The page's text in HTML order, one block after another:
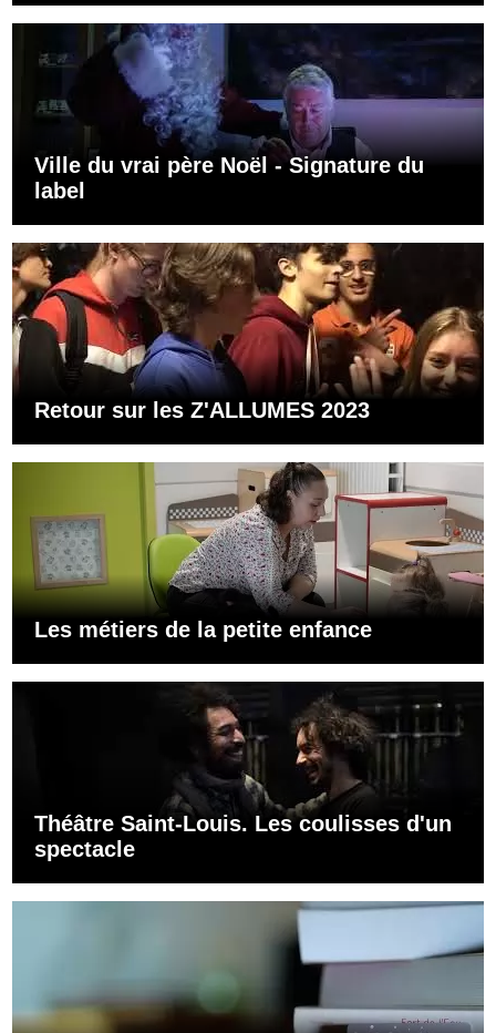
Ville du vrai père Noël - Signature du
label
Retour sur les Z'ALLUMES 2023
Les métiers de la petite enfance
Théâtre Saint-Louis. Les coulisses d'un
spectacle